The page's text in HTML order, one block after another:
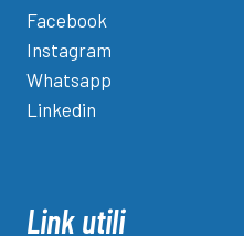
Facebook
Instagram
Whatsapp
Linkedin
Link utili